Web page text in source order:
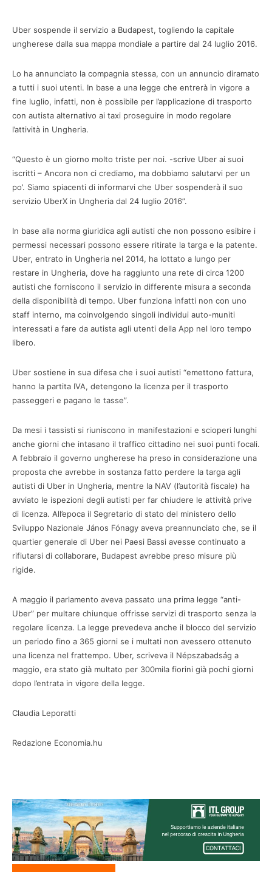
Uber sospende il servizio a Budapest, togliendo la capitale
ungherese dalla sua mappa mondiale a partire dal 24 luglio 2016.
Lo ha annunciato la compagnia stessa, con un annuncio diramato
a tutti i suoi utenti. In base a una legge che entrerà in vigore a
fine luglio, infatti, non è possibile per l’applicazione di trasporto
con autista alternativo ai taxi proseguire in modo regolare
l’attività in Ungheria.
“Questo è un giorno molto triste per noi. -scrive Uber ai suoi
iscritti – Ancora non ci crediamo, ma dobbiamo salutarvi per un
po’. Siamo spiacenti di informarvi che Uber sospenderà il suo
servizio UberX in Ungheria dal 24 luglio 2016”.
In base alla norma giuridica agli autisti che non possono esibire i
permessi necessari possono essere ritirate la targa e la patente.
Uber, entrato in Ungheria nel 2014, ha lottato a lungo per
restare in Ungheria, dove ha raggiunto una rete di circa 1200
autisti che forniscono il servizio in differente misura a seconda
della disponibilità di tempo. Uber funziona infatti non con uno
staff interno, ma coinvolgendo singoli individui auto-muniti
interessati a fare da autista agli utenti della App nel loro tempo
libero.
Uber sostiene in sua difesa che i suoi autisti “emettono fattura,
hanno la partita IVA, detengono la licenza per il trasporto
passeggeri e pagano le tasse”.
Da mesi i tassisti si riuniscono in manifestazioni e scioperi lunghi
anche giorni che intasano il traffico cittadino nei suoi punti focali.
A febbraio il governo ungherese ha preso in considerazione una
proposta che avrebbe in sostanza fatto perdere la targa agli
autisti di Uber in Ungheria, mentre la NAV (l’autorità fiscale) ha
avviato le ispezioni degli autisti per far chiudere le attività prive
di licenza. All’epoca il Segretario di stato del ministero dello
Sviluppo Nazionale János Fónagy aveva preannunciato che, se il
quartier generale di Uber nei Paesi Bassi avesse continuato a
rifiutarsi di collaborare, Budapest avrebbe preso misure più
rigide.
A maggio il parlamento aveva passato una prima legge “anti-
Uber” per multare chiunque offrisse servizi di trasporto senza la
regolare licenza. La legge prevedeva anche il blocco del servizio
un periodo fino a 365 giorni se i multati non avessero ottenuto
una licenza nel frattempo. Uber, scriveva il Népszabadság a
maggio, era stato già multato per 300mila fiorini già pochi giorni
dopo l’entrata in vigore della legge.
Claudia Leporatti
Redazione Economia.hu